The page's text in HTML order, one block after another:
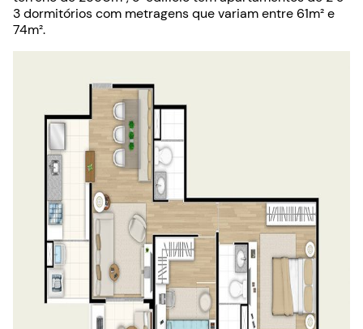
3 dormitórios com metragens que variam entre 61m² e
74m².